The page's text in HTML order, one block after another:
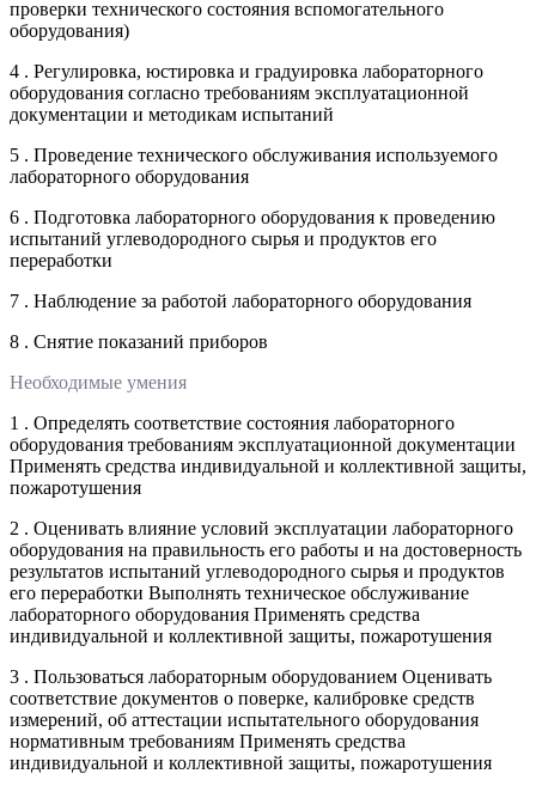
проверки технического состояния вспомогательного
оборудования)
4 . Регулировка, юстировка и градуировка лабораторного
оборудования согласно требованиям эксплуатационной
документации и методикам испытаний
5 . Проведение технического обслуживания используемого
лабораторного оборудования
6 . Подготовка лабораторного оборудования к проведению
испытаний углеводородного сырья и продуктов его
переработки
7 . Наблюдение за работой лабораторного оборудования
8 . Снятие показаний приборов
Необходимые умения
1 . Определять соответствие состояния лабораторного
оборудования требованиям эксплуатационной документации
Применять средства индивидуальной и коллективной защиты,
пожаротушения
2 . Оценивать влияние условий эксплуатации лабораторного
оборудования на правильность его работы и на достоверность
результатов испытаний углеводородного сырья и продуктов
его переработки Выполнять техническое обслуживание
лабораторного оборудования Применять средства
индивидуальной и коллективной защиты, пожаротушения
3 . Пользоваться лабораторным оборудованием Оценивать
соответствие документов о поверке, калибровке средств
измерений, об аттестации испытательного оборудования
нормативным требованиям Применять средства
индивидуальной и коллективной защиты, пожаротушения